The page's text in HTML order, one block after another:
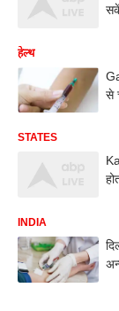
हेल्थ
से
STATES
INDIA